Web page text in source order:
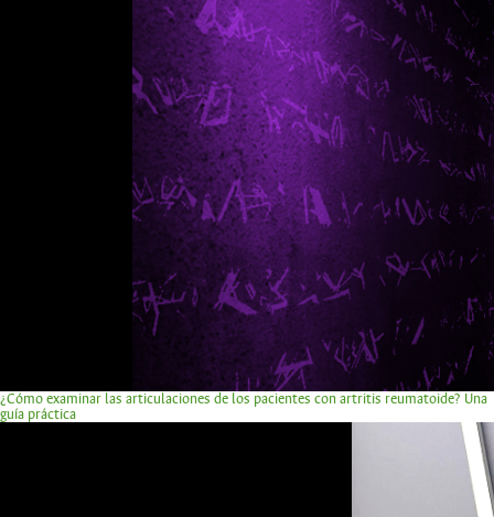
¿Cómo examinar las articulaciones de los pacientes con artritis reumatoide? Una
guía práctica